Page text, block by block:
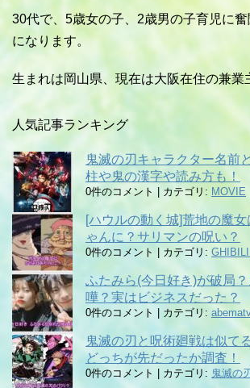
30代で、5歳女の子、2歳男の子育児に
になります。
生まれは岡山県、現在は大阪在住の兼業
人気記事ランキング
鬼滅の刃キャラクター名前
柱や鬼の漢字や読み方も！
0件のコメント カテゴリ: MOVIE
[ハウルの動く城]荒地の魔
ゃんに？サリマンの呪い？
0件のコメント カテゴリ: GHIBILI
ふたみら(今日好き)が破局
嘩？実はビジネスだった？
0件のコメント カテゴリ:
鬼滅の刃と呪術廻戦は似て
どっちが先だったか調査！
0件のコメント カテゴリ: 鬼滅の